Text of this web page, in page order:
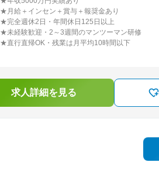
★月給＋インセン＋賞与＋報奨金あり
★完全週休2日・年間休日125日以上
★未経験歓迎・2～3週間のマンツーマン研修
★直行直帰OK・残業は月平均10時間以下
求人詳細を見る